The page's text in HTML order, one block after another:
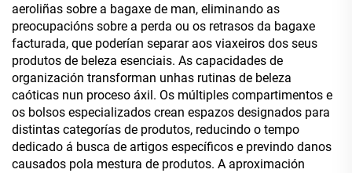
aeroliñas sobre a bagaxe de man, eliminando as
preocupacións sobre a perda ou os retrasos da bagaxe
facturada, que poderían separar aos viaxeiros dos seus
produtos de beleza esenciais. As capacidades de
organización transforman unhas rutinas de beleza
caóticas nun proceso áxil. Os múltiples compartimentos e
os bolsos especializados crean espazos designados para
distintas categorías de produtos, reducindo o tempo
dedicado á busca de artigos específicos e previndo danos
causados pola mestura de produtos. A aproximación